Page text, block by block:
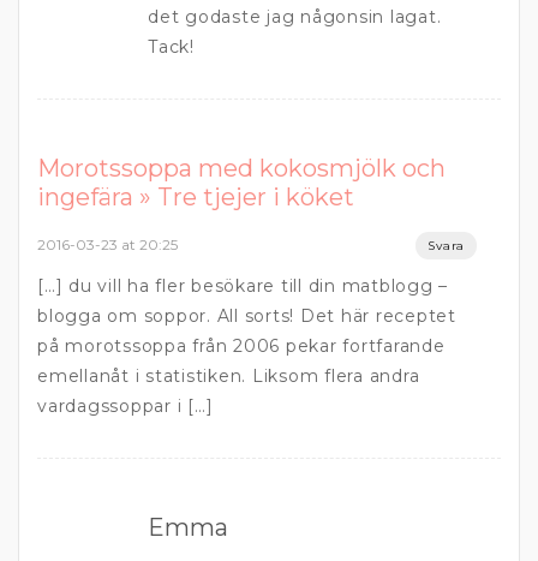
det godaste jag någonsin lagat.
Tack!
Morotssoppa med kokosmjölk och
ingefära » Tre tjejer i köket
2016-03-23 at 20:25 Svara
[…] du vill ha fler besökare till din matblogg –
blogga om soppor. All sorts! Det här receptet
på morotssoppa från 2006 pekar fortfarande
emellanåt i statistiken. Liksom flera andra
vardagssoppar i […]
Emma